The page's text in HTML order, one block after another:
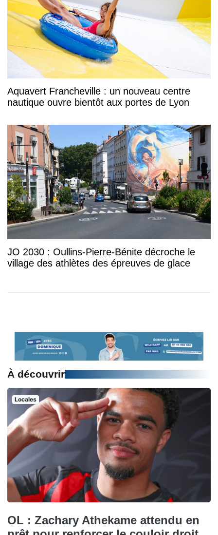
Aquavert Francheville : un nouveau centre
nautique ouvre bientôt aux portes de Lyon
JO 2030 : Oullins-Pierre-Bénite décroche le
village des athlètes des épreuves de glace
À découvrir
Locales
OL : Zachary Athekame attendu en